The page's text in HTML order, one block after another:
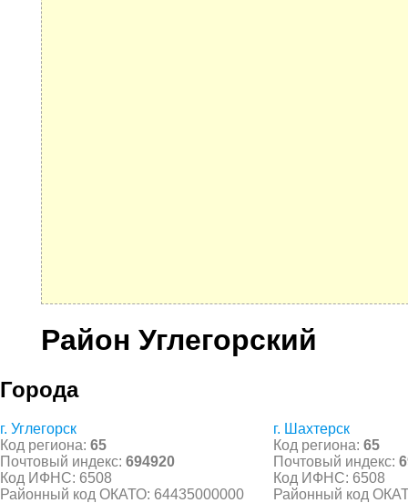
Район Углегорский
Города
г. Углегорск
Код региона: 65
Почтовый индекс: 694920
Код ИФНС: 6508
Районный код ОКАТО: 64435000000
г. Шахтерск
Код региона: 65
Почтовый индекс:
Код ИФНС: 6508
Районный код